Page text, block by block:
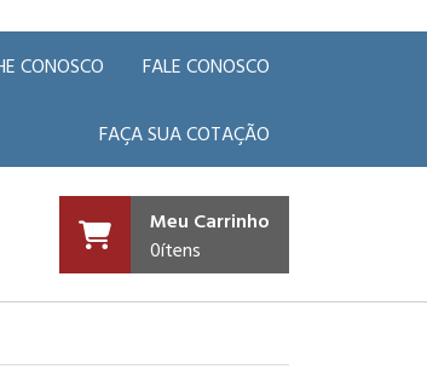
CONOSCO FALE CONOSCO
FAÇA SUA COTAÇÃO
Meu Carrinho
0ítens